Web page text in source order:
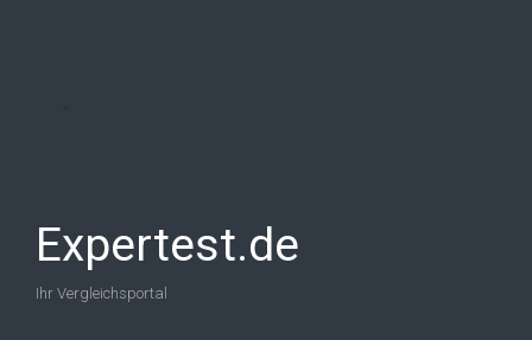
Expertest.de
Ihr Vergleichsportal